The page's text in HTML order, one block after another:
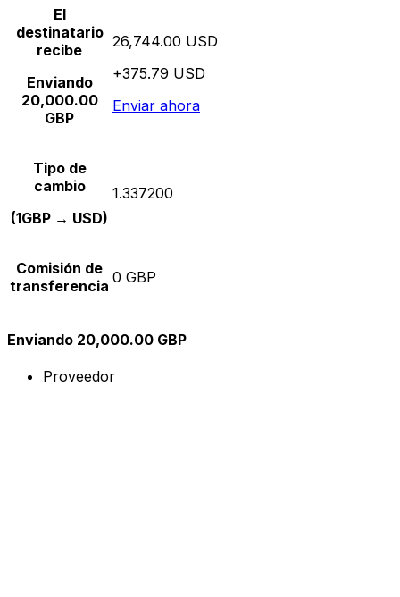
El
destinatario
recibe
Enviando
20,000.00
GBP
26,744.00 USD
+375.79 USD
Enviar ahora
Tipo de
cambio
(1GBP → USD)
1.337200
Comisión de
transferencia 0 GBP
Enviando 20,000.00 GBP
Proveedor